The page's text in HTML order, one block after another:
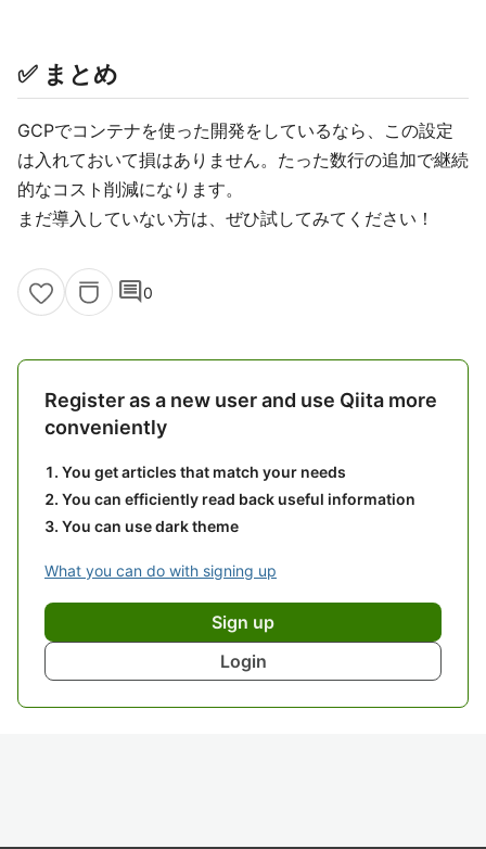
✅ まとめ
GCPでコンテナを使った開発をしているなら、この設定
は入れておいて損はありません。たった数行の追加で継続
的なコスト削減になります。
まだ導入していない方は、ぜひ試してみてください！
comment0
Register as a new user and use Qiita more
conveniently
You get articles that match your needs
You can efficiently read back useful information
You can use dark theme
What you can do with signing up
Sign up
Login